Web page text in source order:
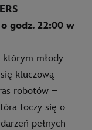
godz. 22:00 w
którym młody
kluczową
robotów –
toczy się o
pełnych